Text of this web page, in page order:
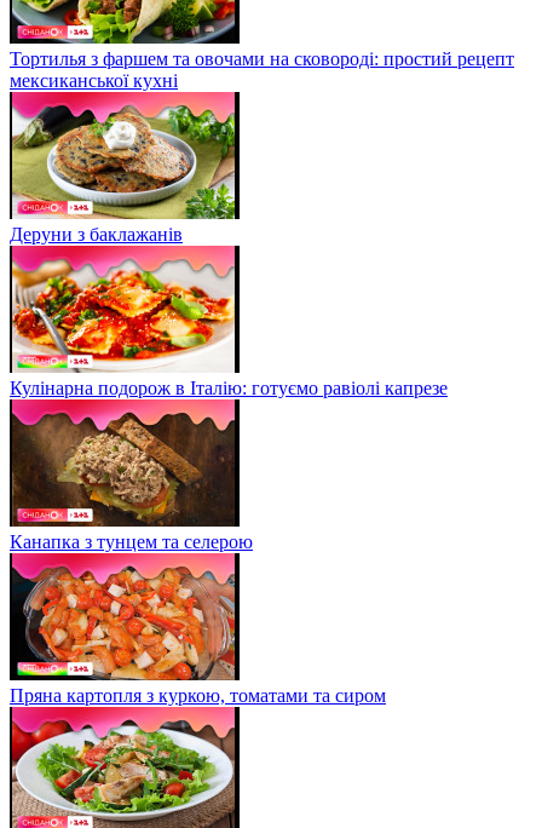
Тортилья з фаршем та овочами на сковороді: простий рецепт
мексиканської кухні
Деруни з баклажанів
Кулінарна подорож в Італію: готуємо равіолі капрезе
Канапка з тунцем та селерою
Пряна картопля з куркою, томатами та сиром